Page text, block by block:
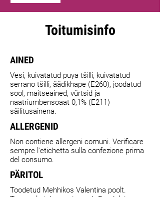
Toitumisinfo
AINED
Vesi, kuivatatud puya tšilli, kuivatatud
serrano tšilli, äädikhape (E260), joodatud
sool, maitseained, vürtsid ja
naatriumbensoaat 0,1% (E211)
säilitusainena.
ALLERGENID
Non contiene allergeni comuni. Verificare
sempre l'etichetta sulla confezione prima
del consumo.
PÄRITOL
Toodetud Mehhikos Valentina poolt.